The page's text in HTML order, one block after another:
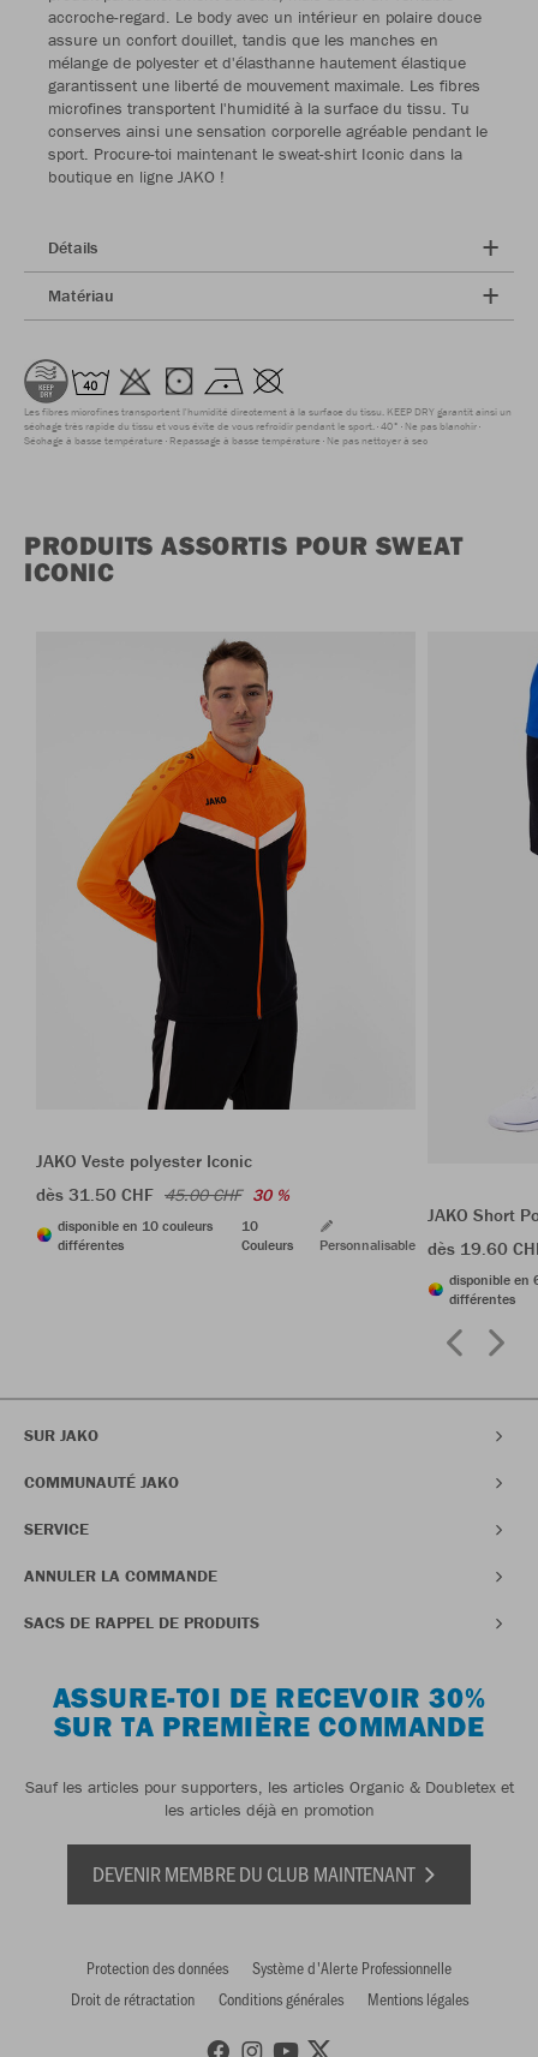
accroche-regard. Le body avec un intérieur en polaire douce
assure un confort douillet, tandis que les manches en
mélange de polyester et d'élasthanne hautement élastique
garantissent une liberté de mouvement maximale. Les fibres
microfines transportent l'humidité à la surface du tissu. Tu
conserves ainsi une sensation corporelle agréable pendant le
sport. Procure-toi maintenant le sweat-shirt Iconic dans la
boutique en ligne JAKO !
Détails
Matériau
Les fibres microfines transportent l'humidité directement à la surface du tissu. KEEP DRY garantit ainsi un
séchage très rapide du tissu et vous évite de vous refroidir pendant le sport. 40° Ne pas blanchir
Séchage à basse température Repassage à basse température Ne pas nettoyer à sec
PRODUITS ASSORTIS POUR SWEAT
ICONIC
JAKO Veste polyester Iconic
dès 31.50 CHF 45.00 CHF 30 %
disponible en 10 couleurs
différentes
10
Couleurs
Personnalisable
JAKO Short
dès 19.60
disponible en
différentes
SUR JAKO
COMMUNAUTÉ JAKO
SERVICE
ANNULER LA COMMANDE
SACS DE RAPPEL DE PRODUITS
ASSURE-TOI DE RECEVOIR 30%
SUR TA PREMIÈRE COMMANDE
Sauf les articles pour supporters, les articles Organic & Doubletex et
les articles déjà en promotion
DEVENIR MEMBRE DU CLUB MAINTENANT
Protection des données
Système d'Alerte Professionnelle
Droit de rétractation
Conditions générales Mentions légales